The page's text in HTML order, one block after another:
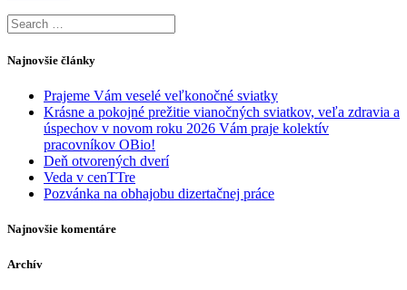
Search
for:
Najnovšie články
Prajeme Vám veselé veľkonočné sviatky
Krásne a pokojné prežitie vianočných sviatkov, veľa zdravia a
úspechov v novom roku 2026 Vám praje kolektív
pracovníkov OBio!
Deň otvorených dverí
Veda v cenTTre
Pozvánka na obhajobu dizertačnej práce
Najnovšie komentáre
Archív